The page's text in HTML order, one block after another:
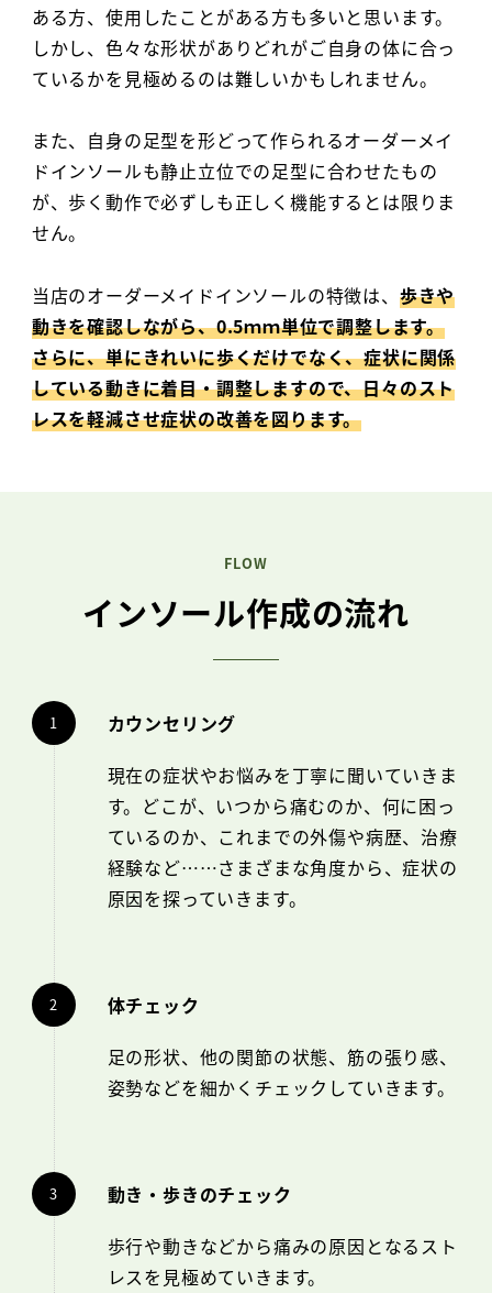
ある方、使用したことがある方も多いと思います。
しかし、色々な形状がありどれがご自身の体に合っ
ているかを見極めるのは難しいかもしれません。
また、自身の足型を形どって作られるオーダーメイ
ドインソールも静止立位での足型に合わせたもの
が、歩く動作で必ずしも正しく機能するとは限りま
せん。
当店のオーダーメイドインソールの特徴は、 歩きや
動きを確認しながら、0.5ｍｍ単位で調整します。
さらに、単にきれいに歩くだけでなく、症状に関係
している動きに着目・調整しますので、日々のスト
レスを軽減させ症状の改善を図ります。
FLOW
インソール作成の流れ
カウンセリング
現在の症状やお悩みを丁寧に聞いていきま
す。どこが、いつから痛むのか、何に困っ
ているのか、これまでの外傷や病歴、治療
経験など……さまざまな角度から、症状の
原因を探っていきます。
体チェック
足の形状、他の関節の状態、筋の張り感、
姿勢などを細かくチェックしていきます。
動き・歩きのチェック
歩行や動きなどから痛みの原因となるスト
レスを見極めていきます。